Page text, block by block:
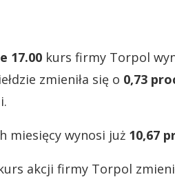
17.00 kurs firmy Torpol
zmieniła się o 0,73
miesięcy wynosi już 10,67
akcji firmy Torpol